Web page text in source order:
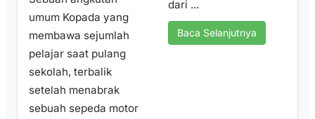
umum Kopada yang
membawa sejumlah
pelajar saat pulang
sekolah, terbalik
setelah menabrak
sebuah sepeda motor
dari ...
Baca Selanjutnya